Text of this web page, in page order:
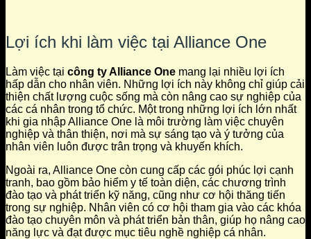
Lợi ích khi làm việc tại Alliance One
Làm việc tại công ty Alliance One mang lại nhiều lợi ích
hấp dẫn cho nhân viên. Những lợi ích này không chỉ giúp cải
thiện chất lượng cuộc sống mà còn nâng cao sự nghiệp của
các cá nhân trong tổ chức. Một trong những lợi ích lớn nhất
khi gia nhập Alliance One là môi trường làm việc chuyên
nghiệp và thân thiện, nơi mà sự sáng tạo và ý tưởng của
nhân viên luôn được trân trọng và khuyến khích.
Ngoài ra, Alliance One còn cung cấp các gói phúc lợi cạnh
tranh, bao gồm bảo hiểm y tế toàn diện, các chương trình
đào tạo và phát triển kỹ năng, cũng như cơ hội thăng tiến
trong sự nghiệp. Nhân viên có cơ hội tham gia vào các khóa
đào tạo chuyên môn và phát triển bản thân, giúp họ nâng cao
năng lực và đạt được mục tiêu nghề nghiệp cá nhân.